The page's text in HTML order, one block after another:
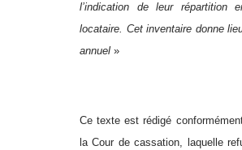
l’indication de leur répartition
locataire. Cet inventaire donne
annuel »
Ce texte est rédigé
la Cour de cassation, laquelle